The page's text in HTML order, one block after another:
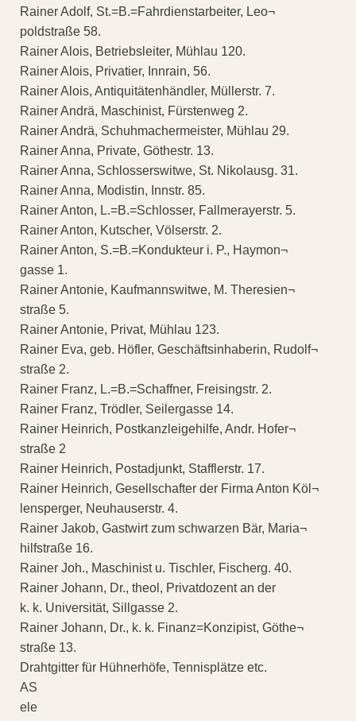
Rainer Adolf, St.=B.=Fahrdienstarbeiter, Leo¬
poldstraße 58.
Rainer Alois, Betriebsleiter, Mühlau 120.
Rainer Alois, Privatier, Innrain, 56.
Rainer Alois, Antiquitätenhändler, Müllerstr. 7.
Rainer Andrä, Maschinist, Fürstenweg 2.
Rainer Andrä, Schuhmachermeister, Mühlau 29.
Rainer Anna, Private, Göthestr. 13.
Rainer Anna, Schlosserswitwe, St. Nikolausg. 31.
Rainer Anna, Modistin, Innstr. 85.
Rainer Anton, L.=B.=Schlosser, Fallmerayerstr. 5.
Rainer Anton, Kutscher, Völserstr. 2.
Rainer Anton, S.=B.=Kondukteur i. P., Haymon¬
gasse 1.
Rainer Antonie, Kaufmannswitwe, M. Theresien¬
straße 5.
Rainer Antonie, Privat, Mühlau 123.
Rainer Eva, geb. Höfler, Geschäftsinhaberin, Rudolf¬
straße 2.
Rainer Franz, L.=B.=Schaffner, Freisingstr. 2.
Rainer Franz, Trödler, Seilergasse 14.
Rainer Heinrich, Postkanzleigehilfe, Andr. Hofer¬
straße 2
Rainer Heinrich, Postadjunkt, Stafflerstr. 17.
Rainer Heinrich, Gesellschafter der Firma Anton Köl¬
lensperger, Neuhauserstr. 4.
Rainer Jakob, Gastwirt zum schwarzen Bär, Maria¬
hilfstraße 16.
Rainer Joh., Maschinist u. Tischler, Fischerg. 40.
Rainer Johann, Dr., theol, Privatdozent an der
k. k. Universität, Sillgasse 2.
Rainer Johann, Dr., k. k. Finanz=Konzipist, Göthe¬
straße 13.
Drahtgitter für Hühnerhöfe, Tennisplätze etc.
AS
ele